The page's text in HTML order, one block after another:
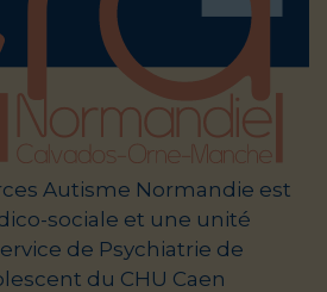
Autisme Normandie est
sociale et une unité
de Psychiatrie de
du CHU Caen